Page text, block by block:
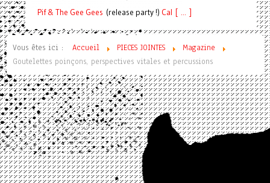
Pif& The Gee Gees (release party !) Cal [ ... ]
Vous êtes ici : Accueil PIECES JOINTES
Magazine
Goutelettes poinçons, perspectives vitales et percussions